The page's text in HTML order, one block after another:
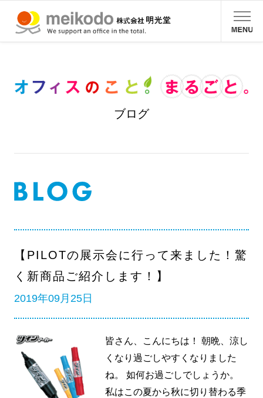
ブログ
【PILOTの展示会に行って来ました！驚
く新商品ご紹介します！】
2019年09月25日
皆さん、こんにちは！ 朝晩、涼し
くなり過ごしやすくなりました
ね。 如何お過ごしでしょうか。
私はこの夏から秋に切り替わる季